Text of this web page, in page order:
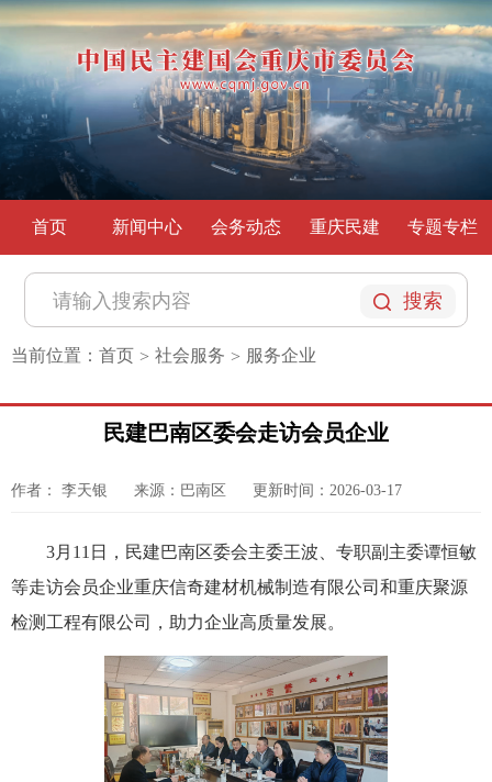
首页 新闻中心 会务动态 重庆民建 专题专栏
搜索
当前位置： 首页 > 社会服务 > 服务企业
民建巴南区委会走访会员企业
作者： 李天银 来源：巴南区 更新时间：2026-03-17
3月11日，民建巴南区委会主委王波、专职副主委谭恒敏
等走访会员企业重庆信奇建材机械制造有限公司和重庆聚源
检测工程有限公司，助力企业高质量发展。